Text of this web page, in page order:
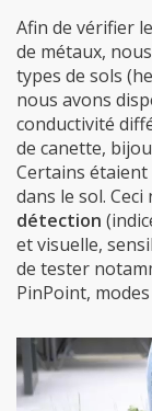
Afin de vérifier
de métaux,
types de sols
nous avons
conductivité
de canette,
Certains étaient
dans le sol.
détection
et visuelle,
de tester
PinPoint,